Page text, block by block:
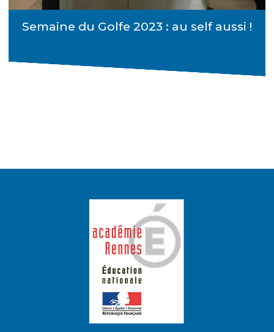
Semaine du Golfe 2023 : au self aussi !